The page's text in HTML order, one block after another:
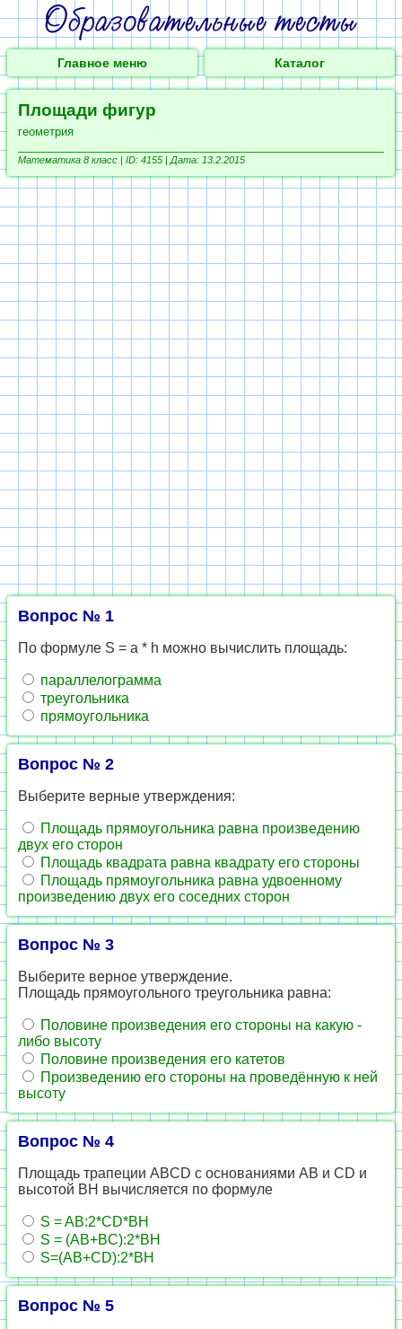
Главное меню Каталог
Площади фигур
геометрия
Математика 8 класс | ID: 4155 | Дата: 13.2.2015
Вопрос № 1
По формуле S = a * h можно вычислить площадь:
параллелограмма
треугольника
прямоугольника
Вопрос № 2
Выберите верные утверждения:
Площадь прямоугольника равна произведению
двух его сторон
Площадь квадрата равна квадрату его стороны
Площадь прямоугольника равна удвоенному
произведению двух его соседних сторон
Вопрос № 3
Выберите верное утверждение.
Площадь прямоугольного треугольника равна:
Половине произведения его стороны на какую -
либо высоту
Половине произведения его катетов
Произведению его стороны на проведённую к ней
высоту
Вопрос № 4
Площадь трапеции ABCD с основаниями АВ и СD и
высотой ВH вычисляется по формуле
S = AB:2*CD*BH
S = (AB+BC):2*BH
S=(AB+CD):2*BH
Вопрос № 5